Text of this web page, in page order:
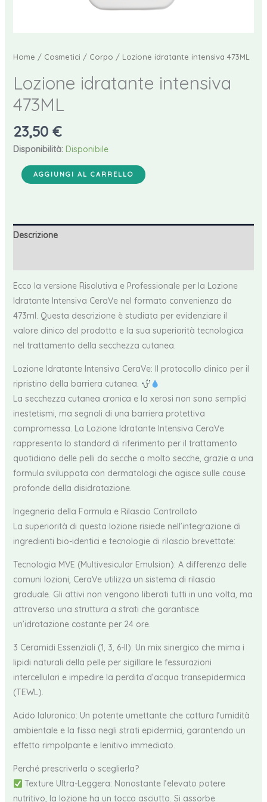
Home / Cosmetici / Corpo / Lozione idratante intensiva 473ML
Lozione idratante intensiva
473ML
23,50 €
Disponibilità: Disponibile
Lozione
idratante
quantità
AGGIUNGI AL CARRELLO
Descrizione
Ecco la versione Risolutiva e Professionale per la Lozione
Idratante Intensiva CeraVe nel formato convenienza da
473ml. Questa descrizione è studiata per evidenziare il
valore clinico del prodotto e la sua superiorità tecnologica
nel trattamento della secchezza cutanea.
Lozione Idratante Intensiva CeraVe: Il protocollo clinico per il
ripristino della barriera cutanea.
La secchezza cutanea cronica e la xerosi non sono semplici
inestetismi, ma segnali di una barriera protettiva
compromessa. La Lozione Idratante Intensiva CeraVe
rappresenta lo standard di riferimento per il trattamento
quotidiano delle pelli da secche a molto secche, grazie a una
formula sviluppata con dermatologi che agisce sulle cause
profonde della disidratazione.
Ingegneria della Formula e Rilascio Controllato
La superiorità di questa lozione risiede nell’integrazione di
ingredienti bio-identici e tecnologie di rilascio brevettate:
Tecnologia MVE (Multivesicular Emulsion): A differenza delle
comuni lozioni, CeraVe utilizza un sistema di rilascio
graduale. Gli attivi non vengono liberati tutti in una volta, ma
attraverso una struttura a strati che garantisce
un’idratazione costante per 24 ore.
3 Ceramidi Essenziali (1, 3, 6-II): Un mix sinergico che mima i
lipidi naturali della pelle per sigillare le fessurazioni
intercellulari e impedire la perdita d’acqua transepidermica
(TEWL).
Acido Ialuronico: Un potente umettante che cattura l’umidità
ambientale e la fissa negli strati epidermici, garantendo un
effetto rimpolpante e lenitivo immediato.
Perché prescriverla o sceglierla?
Texture Ultra-Leggera: Nonostante l’elevato potere
nutritivo, la lozione ha un tocco asciutto. Si assorbe